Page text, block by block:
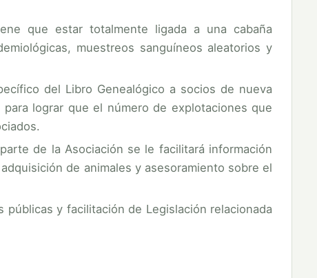
que estar totalmente ligada a una cabaña
muestreos sanguíneos aleatorios y
del Libro Genealógico a socios de nueva
lograr que el número de explotaciones que
de la Asociación se le facilitará información
de animales y asesoramiento sobre el
y facilitación de Legislación relacionada